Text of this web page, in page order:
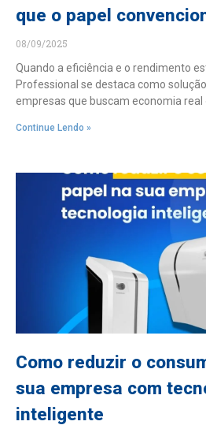
que o papel
08/09/2025
Quando a eficiência e o rendimento
Professional se destaca como
empresas que buscam economia real
Continue Lendo »
Como reduzir o
sua empresa com
inteligente